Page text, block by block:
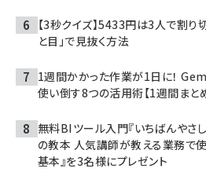
【3秒クイズ】5433円は3人で割り
と目」で見抜く方法
1週間かかった作業が1日に！
使い倒す8つの活用術【1週間まと
無料BIツール入門『いちばんやさ
の教本 人気講師が教える業務で
基本』を3名様にプレゼント